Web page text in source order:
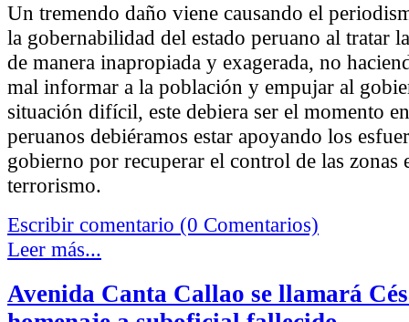
Un tremendo daño viene causando el
la gobernabilidad del estado peruano al tratar
de manera inapropiada y exagerada, no
mal informar a la población y empujar al
situación difícil, este debiera ser el momento
peruanos debiéramos estar apoyando los
gobierno por recuperar el control de las zonas
terrorismo.
Escribir comentario (0 Comentarios)
Leer más...
Avenida Canta Callao se llamará